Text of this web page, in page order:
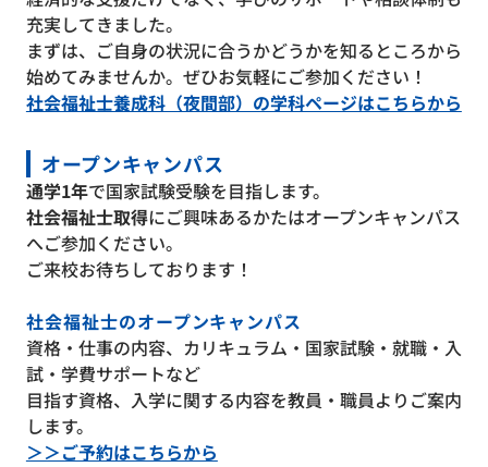
充実してきました。
まずは、ご自身の状況に合うかどうかを知るところから
始めてみませんか。ぜひお気軽にご参加ください！
社会福祉士養成科（夜間部）の学科ページはこちらから
オープンキャンパス
通学1年で国家試験受験を目指します。
社会福祉士取得にご興味あるかたはオープンキャンパス
へご参加ください。
ご来校お待ちしております！
社会福祉士のオープンキャンパス
資格・仕事の内容、カリキュラム・国家試験・就職・入
試・学費サポートなど
目指す資格、入学に関する内容を教員・職員よりご案内
します。
＞＞ご予約はこちらから